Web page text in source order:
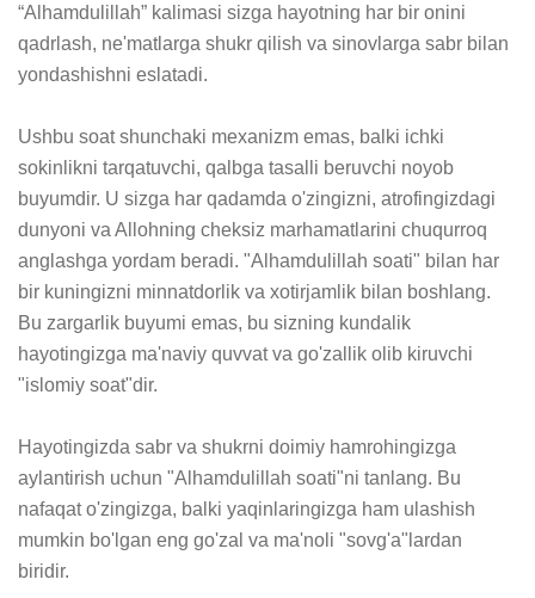
“Alhamdulillah” kalimasi sizga hayotning har bir onini
qadrlash, ne'matlarga shukr qilish va sinovlarga sabr bilan
yondashishni eslatadi.
Ushbu soat shunchaki mexanizm emas, balki ichki
sokinlikni tarqatuvchi, qalbga tasalli beruvchi noyob
buyumdir. U sizga har qadamda o'zingizni, atrofingizdagi
dunyoni va Allohning cheksiz marhamatlarini chuqurroq
anglashga yordam beradi. "Alhamdulillah soati" bilan har
bir kuningizni minnatdorlik va xotirjamlik bilan boshlang.
Bu zargarlik buyumi emas, bu sizning kundalik
hayotingizga ma'naviy quvvat va go'zallik olib kiruvchi
"islomiy soat"dir.
Hayotingizda sabr va shukrni doimiy hamrohingizga
aylantirish uchun "Alhamdulillah soati"ni tanlang. Bu
nafaqat o'zingizga, balki yaqinlaringizga ham ulashish
mumkin bo'lgan eng go'zal va ma'noli "sovg'a"lardan
biridir.